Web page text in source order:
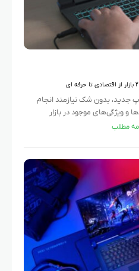
جدید، بدون شک نیازمند انجام
و ویژگی‌های موجود در بازار
مطلب